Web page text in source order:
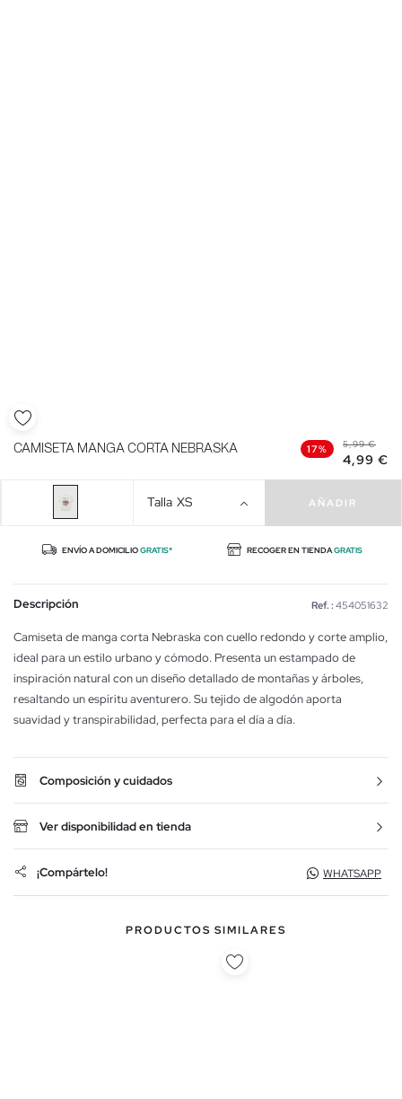
CAMISETA MANGA CORTA NEBRASKA 17% 5,99 €
4,99 €
Talla XS AÑADIR
ENVÍO A DOMICILIOGRATIS* RECOGER EN TIENDAGRATIS
Descripción Ref. : 454051632
Camiseta de manga corta Nebraska con cuello redondo y corte amplio,
ideal para un estilo urbano y cómodo. Presenta un estampado de
inspiración natural con un diseño detallado de montañas y árboles,
resaltando un espíritu aventurero. Su tejido de algodón aporta
suavidad y transpirabilidad, perfecta para el día a día.
Composición y cuidados
Ver disponibilidad en tienda
¡Compártelo! WHATSAPP
PRODUCTOS SIMILARES